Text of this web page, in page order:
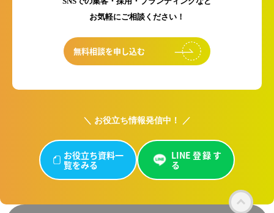
お気軽にご相談ください！
無料相談を申し込む
＼ お役立ち情報発信中！ ／
お役立ち資料一
覧をみる
LINE登録す
る